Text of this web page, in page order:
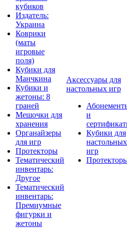
кубиков
Издатель:
Украина
Коврики
(маты
игровые
поля)
Кубики для
Манчкина
Кубики и
жетоны: 8
граней
Мешочки для
хранения
Органайзеры
для игр
Протекторы
Тематический
инвентарь:
Другое
Тематический
инвентарь:
Премиумные
фигурки и
жетоны
Аксессуары для
настольных игр
и
Кубики для
настольных
игр